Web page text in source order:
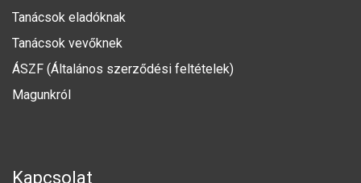
Tanácsok eladóknak
Tanácsok vevőknek
ÁSZF (Általános szerződési feltételek)
Magunkról
Kapcsolat